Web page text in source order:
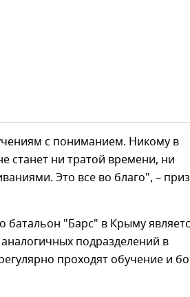
с пониманием. Никому в
станет ни тратой времени, ни
Это все во благо", –
батальон "Барс" в Крыму
подразделений в
проходят обучение и